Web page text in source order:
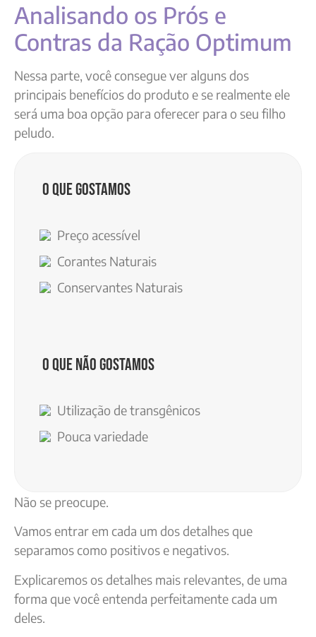
Analisando os Prós e
Contras da Ração Optimum
Nessa parte, você consegue ver alguns dos
principais benefícios do produto e se realmente ele
será uma boa opção para oferecer para o seu filho
peludo.
O que gostamos
Preço acessível
Corantes Naturais
Conservantes Naturais
O que não gostamos
Utilização de transgênicos
Pouca variedade
Não se preocupe.
Vamos entrar em cada um dos detalhes que
separamos como positivos e negativos.
Explicaremos os detalhes mais relevantes, de uma
forma que você entenda perfeitamente cada um
deles.